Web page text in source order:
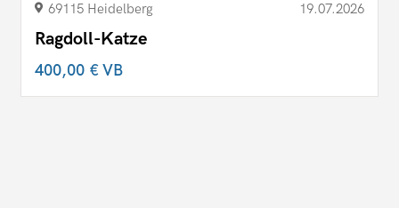
69115 Heidelberg 19.07.2026
Ragdoll-Katze
400,00 €VB